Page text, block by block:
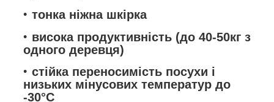
тонка ніжна шкірка
висока продуктивність (до 40-50кг з
одного деревця)
стійка переносимість посухи і
низьких мінусових температур до
-30°С